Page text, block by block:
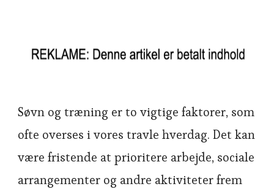
Søvn og træning er to vigtige faktorer, som
ofte overses i vores travle hverdag. Det kan
være fristende at prioritere arbejde, sociale
arrangementer og andre aktiviteter frem